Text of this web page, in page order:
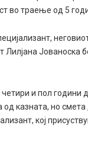
во траење од 5
Лилјана Јованоска
и пол години
од казната, но
кој